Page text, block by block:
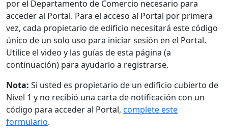
por el Departamento de Comercio necesario para
acceder al Portal. Para el acceso al Portal por primera
vez, cada propietario de edificio necesitará este código
único de un solo uso para iniciar sesión en el Portal.
Utilice el video y las guías de esta página (a
continuación) para ayudarlo a registrarse.
Nota: Si usted es propietario de un edificio cubierto de
Nivel 1 y no recibió una carta de notificación con un
código para acceder al Portal, complete este
formulario.